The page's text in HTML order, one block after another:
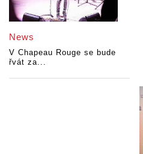
News
V Chapeau Rouge se bude
řvát za...